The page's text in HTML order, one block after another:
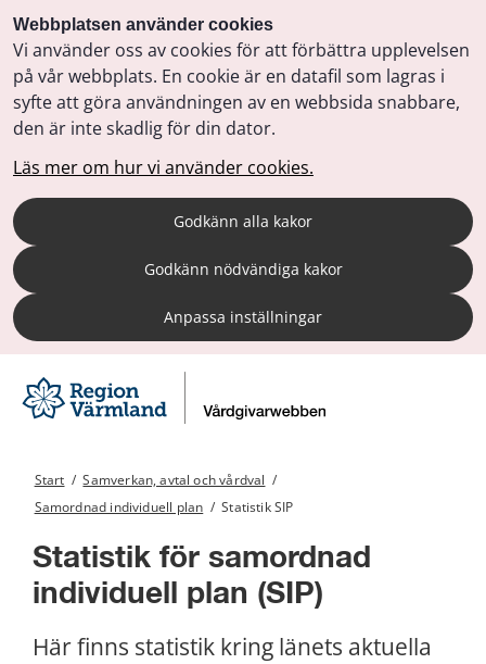
Webbplatsen använder cookies
Vi använder oss av cookies för att förbättra upplevelsen
på vår webbplats. En cookie är en datafil som lagras i
syfte att göra användningen av en webbsida snabbare,
den är inte skadlig för din dator.
Läs mer om hur vi använder cookies.
Godkänn alla kakor
Godkänn nödvändiga kakor
Anpassa inställningar
Start / Samverkan, avtal och vårdval /
Samordnad individuell plan / Statistik SIP
Statistik för samordnad
individuell plan (SIP)
Här finns statistik kring länets aktuella